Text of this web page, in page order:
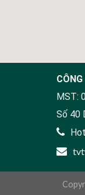
MST:
Số 40